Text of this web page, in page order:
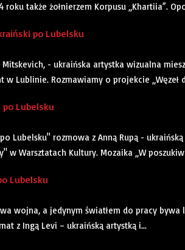
roku także żołnierzem Korpusu „Khartiia”.
po Lubelsku
- ukraińska artystka wizualna
Lublinie. Rozmawiamy o projekcie „Węzeł
po Lubelsku
Lubelsku" rozmowa z Anną Rupą -
w Warsztatach Kultury. Mozaika „W
Lubelsku
wojna, a jedynym światłem do pracy
z Ingą Levi – ukraińską artystką i...